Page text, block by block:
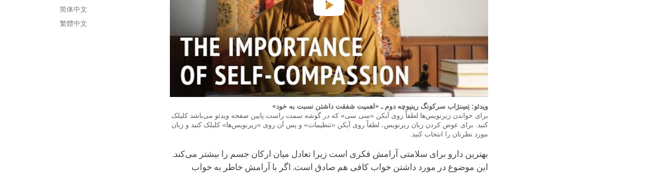
简体中文
繁體中文
ویدئو: تِسِنژاب سرکونگ رینپوچه دوم ـ «اهمیت شفقت داشتن نسبت به خود»
برای خواندن زیرنویس‌ها لطفاً روی آیکن «سی سی» که در گوشه سمت راست پایین صفحه ویدئو می‌باشد کلیلک
کنید. برای عوض کردن زبان زیرنویس، لطفاً روی آیکن «تنظیمات» و پس آن روی «زیرنویس‌ها» کلیلک کنید و زبان
مورد نظرتان را انتخاب کنید.
بهترین دارو برای سلامتی آرامش فکری است زیرا تعادل میان ارکان جسم را بیشتر می‌کند.
این موضوع در مورد داشتن خواب کافی هم صادق است. اگر با آرامش خاطر به خواب